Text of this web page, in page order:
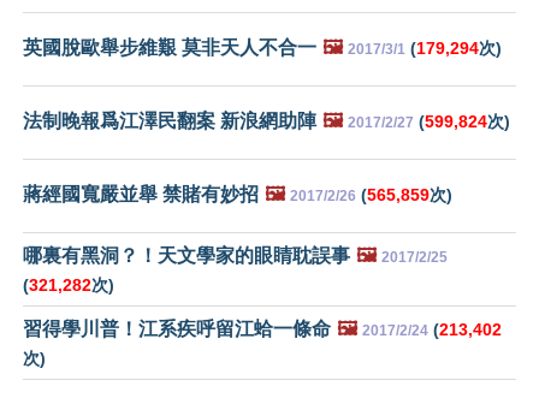
英國脫歐舉步維艱 莫非天人不合一 🖼️ 2017/3/1 (179,294次)
法制晚報爲江澤民翻案 新浪網助陣 🖼️ 2017/2/27 (599,824次)
蔣經國寬嚴並舉 禁賭有妙招 🖼️ 2017/2/26 (565,859次)
哪裏有黑洞？！天文學家的眼睛耽誤事 🖼️ 2017/2/25
(321,282次)
習得學川普！江系疾呼留江蛤一條命 🖼️ 2017/2/24 (213,402
次)